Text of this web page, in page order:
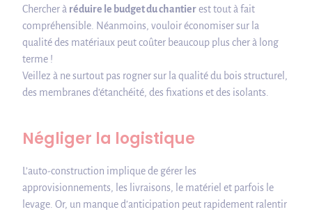
Chercher à réduire le budget du chantierest tout à fait
compréhensible. Néanmoins, vouloir économiser sur la
qualité des matériaux peut coûter beaucoup plus cher à long
terme !
Veillez à ne surtout pas rogner sur la qualité du bois structurel,
des membranes d’étanchéité, des fixations et des isolants.
Négliger la logistique
L’auto-construction implique de gérer les
approvisionnements, les livraisons, le matériel et parfois le
levage. Or, un manque d’anticipation peut rapidement ralentir